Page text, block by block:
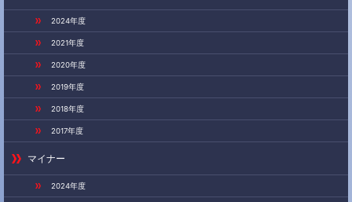
2024年度
2021年度
2020年度
2019年度
2018年度
2017年度
マイナー
2024年度